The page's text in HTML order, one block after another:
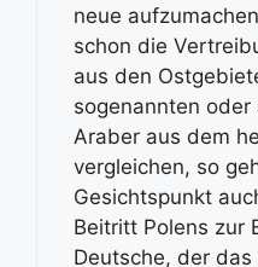
neue
schon die
aus den
sogenannten
Araber aus dem
vergleichen, so
Gesichtspunkt
Beitritt Polens zur
Deutsche, der